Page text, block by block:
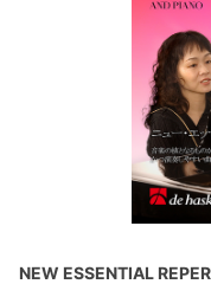
NEW ESSENTIAL